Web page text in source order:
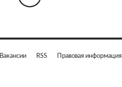
Вакансии RSS Правовая информация